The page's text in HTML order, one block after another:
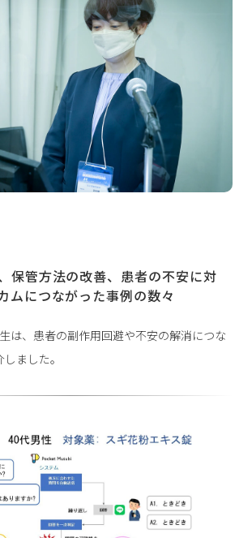
保管方法の改善、患者の不安に対
ムにつながった事例の数々
は、患者の副作用回避や不安の解消につな
ました。